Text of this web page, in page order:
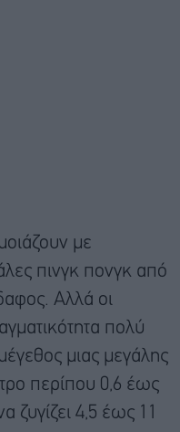
με
πινγκ πονγκ από
Αλλά οι
πολύ
μιας μεγάλης
περίπου 0,6 έως
ζυγίζει 4,5 έως 11